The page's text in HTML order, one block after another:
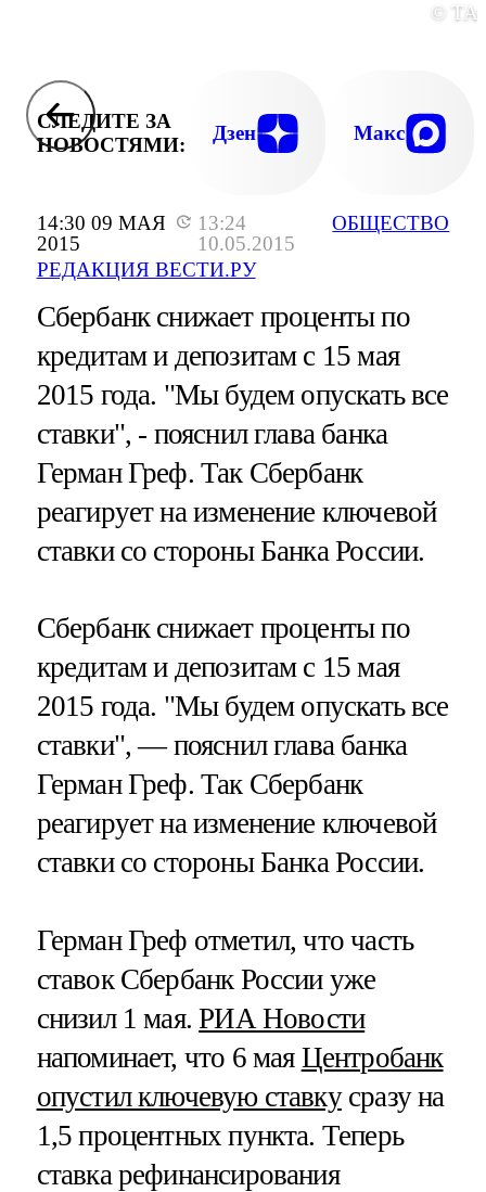
14:30 09 МАЯ
2015
13:24
10.05.2015
РЕДАКЦИЯ ВЕСТИ.РУ
ОБЩЕСТВО
©
СЛЕДИТЕ ЗА
НОВОСТЯМИ:
Дзен Макс
Сбербанк снижает проценты по
кредитам и депозитам с 15 мая
2015 года. "Мы будем опускать все
ставки", - пояснил глава банка
Герман Греф. Так Сбербанк
реагирует на изменение ключевой
ставки со стороны Банка России.
Сбербанк снижает проценты по
кредитам и депозитам с 15 мая
2015 года. "Мы будем опускать все
ставки", — пояснил глава банка
Герман Греф. Так Сбербанк
реагирует на изменение ключевой
ставки со стороны Банка России.
Герман Греф отметил, что часть
ставок Сбербанк России уже
снизил 1 мая.РИА Новости
напоминает, что 6 мая Центробанк
опустил ключевую ставкусразу на
1,5 процентных пункта. Теперь
ставка рефинансирования